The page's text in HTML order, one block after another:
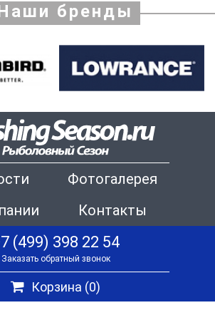
бренды
Фотогалерея
Контакты
(499) 398 22 54
Заказать обратный звонок
Корзина (0)